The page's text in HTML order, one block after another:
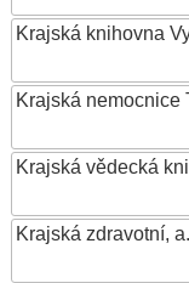
Krajská knihovna
Krajská nemocnice
Krajská vědecká
Krajská zdravotní,